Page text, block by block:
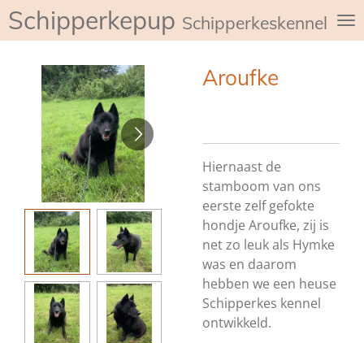
Ga
hoofdinhoud
Schipperkepup Schipperkeskennel de
Aroufke
Hiernaast de
stamboom van ons
eerste zelf gefokte
hondje Aroufke, zij is
net zo leuk als Hymke
was en daarom
hebben we een heuse
Schipperkes kennel
ontwikkeld.